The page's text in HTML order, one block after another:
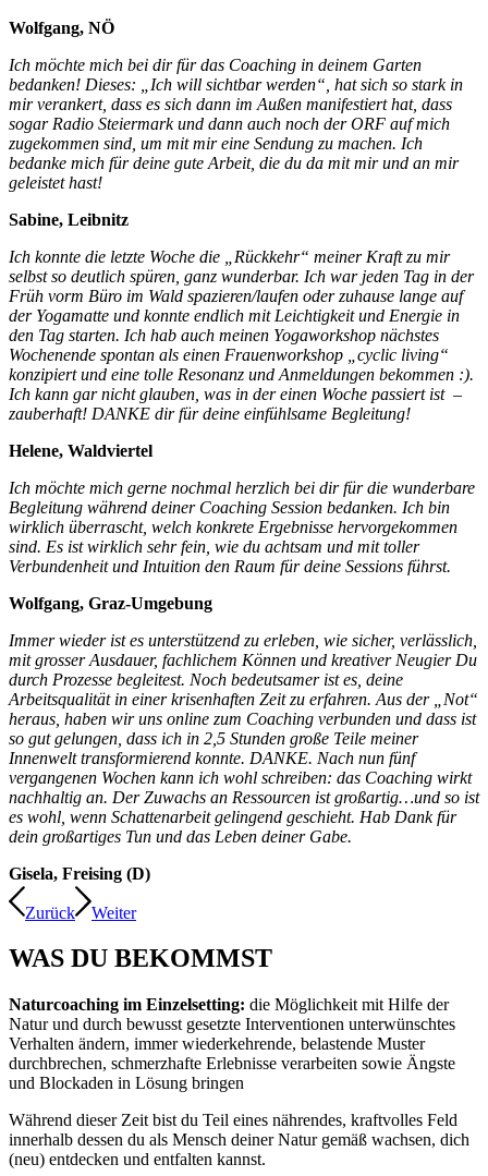
Wolfgang, NÖ
Ich möchte mich bei dir für das Coaching in deinem Garten
bedanken! Dieses: „Ich will sichtbar werden“, hat sich so stark in
mir verankert, dass es sich dann im Außen manifestiert hat, dass
sogar Radio Steiermark und dann auch noch der ORF auf mich
zugekommen sind, um mit mir eine Sendung zu machen. Ich
bedanke mich für deine gute Arbeit, die du da mit mir und an mir
geleistet hast!
Sabine, Leibnitz
Ich konnte die letzte Woche die „Rückkehr“ meiner Kraft zu mir
selbst so deutlich spüren, ganz wunderbar. Ich war jeden Tag in der
Früh vorm Büro im Wald spazieren/laufen oder zuhause lange auf
der Yogamatte und konnte endlich mit Leichtigkeit und Energie in
den Tag starten. Ich hab auch meinen Yogaworkshop nächstes
Wochenende spontan als einen Frauenworkshop „cyclic living“
konzipiert und eine tolle Resonanz und Anmeldungen bekommen :).
Ich kann gar nicht glauben, was in der einen Woche passiert ist –
zauberhaft! DANKE dir für deine einfühlsame Begleitung!
Helene, Waldviertel
Ich möchte mich gerne nochmal herzlich bei dir für die wunderbare
Begleitung während deiner Coaching Session bedanken. Ich bin
wirklich überrascht, welch konkrete Ergebnisse hervorgekommen
sind. Es ist wirklich sehr fein, wie du achtsam und mit toller
Verbundenheit und Intuition den Raum für deine Sessions führst.
Wolfgang, Graz-Umgebung
Immer wieder ist es unterstützend zu erleben, wie sicher, verlässlich,
mit grosser Ausdauer, fachlichem Können und kreativer Neugier Du
durch Prozesse begleitest. Noch bedeutsamer ist es, deine
Arbeitsqualität in einer krisenhaften Zeit zu erfahren. Aus der „Not“
heraus, haben wir uns online zum Coaching verbunden und dass ist
so gut gelungen, dass ich in 2,5 Stunden große Teile meiner
Innenwelt transformierend konnte. DANKE. Nach nun fünf
vergangenen Wochen kann ich wohl schreiben: das Coaching wirkt
nachhaltig an. Der Zuwachs an Ressourcen ist großartig…und so ist
es wohl, wenn Schattenarbeit gelingend geschieht. Hab Dank für
dein großartiges Tun und das Leben deiner Gabe.
Gisela, Freising (D)
Zurück Weiter
WAS DU BEKOMMST
Naturcoaching im Einzelsetting: die Möglichkeit mit Hilfe der
Natur und durch bewusst gesetzte Interventionen unterwünschtes
Verhalten ändern, immer wiederkehrende, belastende Muster
durchbrechen, schmerzhafte Erlebnisse verarbeiten sowie Ängste
und Blockaden in Lösung bringen
Während dieser Zeit bist du Teil eines nährendes, kraftvolles Feld
innerhalb dessen du als Mensch deiner Natur gemäß wachsen, dich
(neu) entdecken und entfalten kannst.